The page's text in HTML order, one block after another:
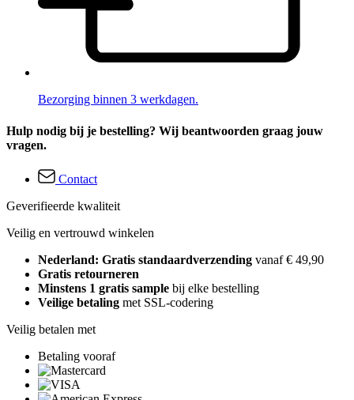
Bezorging binnen 3 werkdagen.
Hulp nodig bij je bestelling? Wij beantwoorden graag jouw
vragen.
Contact
Geverifieerde kwaliteit
Veilig en vertrouwd winkelen
Nederland: Gratis standaardverzending vanaf € 49,90
Gratis retourneren
Minstens 1 gratis sample bij elke bestelling
Veilige betaling met SSL-codering
Veilig betalen met
Betaling vooraf